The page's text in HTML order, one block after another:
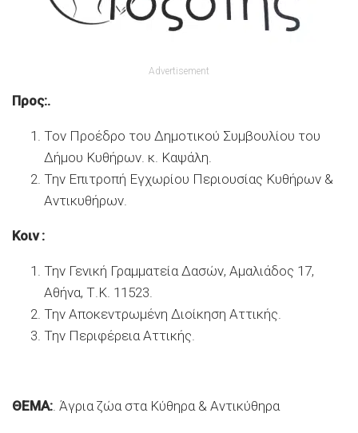
Advertisement
Προς:.
Τον Προέδρο του Δημοτικού Συμβουλίου του
Δήμου Κυθήρων. κ. Καψάλη.
Την Επιτροπή Εγχωρίου Περιουσίας Κυθήρων &
Αντικυθήρων.
Κοιν:
Την Γενική Γραμματεία Δασών, Αμαλιάδος 17,
Αθήνα, Τ.Κ. 11523.
Την Αποκεντρωμένη Διοίκηση Αττικής.
Την Περιφέρεια Αττικής.
ΘΕΜΑ: . Άγρια ζώα στα Κύθηρα & Αντικύθηρα